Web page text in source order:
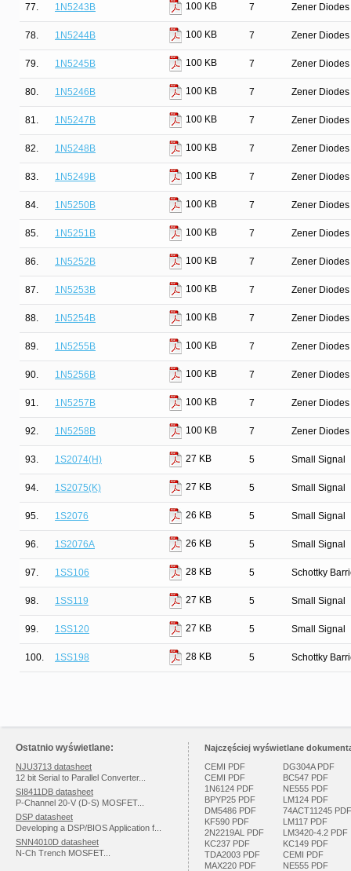
77. 1N5243B 100 KB 7 Zener
78. 1N5244B 100 KB 7 Zener
79. 1N5245B 100 KB 7 Zener
80. 1N5246B 100 KB 7 Zener
81. 1N5247B 100 KB 7 Zener
82. 1N5248B 100 KB 7 Zener
83. 1N5249B 100 KB 7 Zener
84. 1N5250B 100 KB 7 Zener
85. 1N5251B 100 KB 7 Zener
86. 1N5252B 100 KB 7 Zener
87. 1N5253B 100 KB 7 Zener
88. 1N5254B 100 KB 7 Zener
89. 1N5255B 100 KB 7 Zener
90. 1N5256B 100 KB 7 Zener
91. 1N5257B 100 KB 7 Zener
92. 1N5258B 100 KB 7 Zener
93. 1S2074(H) 27 KB 5 Small Signal
94. 1S2075(K) 27 KB 5 Small Signal
95. 1S2076 26 KB 5 Small Signal
96. 1S2076A 26 KB 5 Small Signal
97. 1SS106 28 KB 5 Schottky
98. 1SS119 27 KB 5 Small Signal
99. 1SS120 27 KB 5 Small Signal
100. 1SS198 28 KB 5 Schottky
Ostatnio wyświetlane:
NJU3713 datasheet
12 bit Serial to Parallel Converter...
SI8411DB datasheet
P-Channel 20-V (D-S) MOSFET...
DSP datasheet
Developing a DSP/BIOS Application f...
SNN4010D datasheet
N-Ch Trench MOSFET...
Najczęściej wyświetlane
CEMI PDF
CEMI PDF
1N6124 PDF
BPYP25 PDF
DM5486 PDF
KF590 PDF
2N2219AL PDF
KC237 PDF
TDA2003 PDF
MAX220 PDF
DG304A PDF
BC547 PDF
NE555 PDF
LM124 PDF
74ACT11245 PDF
LM117 PDF
LM3420-4.2 PDF
KC149 PDF
CEMI PDF
NE555 PDF